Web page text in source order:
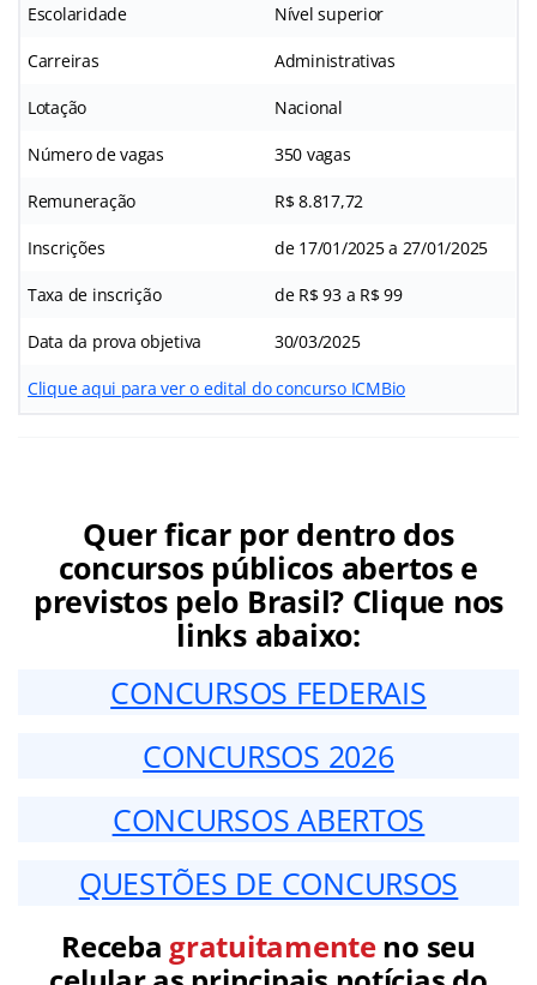
Escolaridade Nível superior
Carreiras Administrativas
Lotação Nacional
Número de vagas 350 vagas
Remuneração R$ 8.817,72
Inscrições de 17/01/2025 a 27/01/2025
Taxa de inscrição de R$ 93 a R$ 99
Data da prova objetiva 30/03/2025
Clique aqui para ver o edital do concurso ICMBio
Quer ficar por dentro dos
concursos públicos abertos e
previstos pelo Brasil? Clique nos
links abaixo:
CONCURSOS FEDERAIS
CONCURSOS 2026
CONCURSOS ABERTOS
QUESTÕES DE CONCURSOS
Receba gratuitamenteno seu